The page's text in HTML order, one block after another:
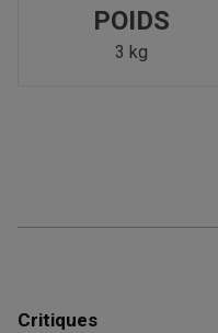
Veuillez mettre à jour le
POIDS
3 kg
Critiques